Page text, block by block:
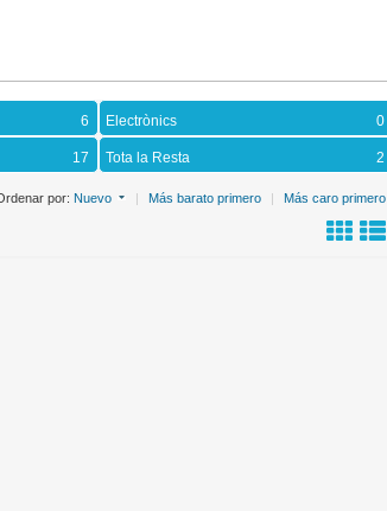
6 Electrònics 0
17 Tota la Resta 2
por: Nuevo | Más barato primero | Más caro primero